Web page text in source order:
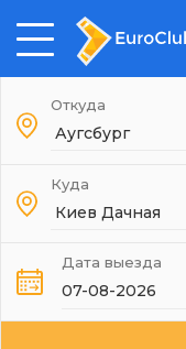
Откуда
Куда
Дата выезда